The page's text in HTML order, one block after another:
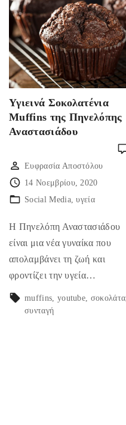
Υγιεινά Σοκολατένια
Muffins της Πηνελόπης
Αναστασιάδου
Ευφρασία Αποστόλου
14 Νοεμβρίου, 2020
Social Media υγεία
Η Πηνελόπη Αναστασιάδου
είναι μια νέα γυναίκα που
απολαμβάνει τη ζωή και
φροντίζει την υγεία…
muffins youtube σοκολάτα
συνταγή